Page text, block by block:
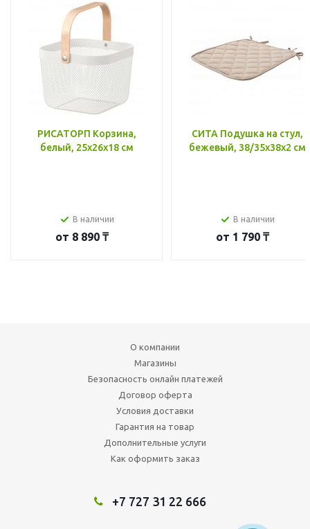
РИСАТОРП Корзина,
белый, 25x26x18 см
В наличии
от 8 890 ₸
СИТА Подушка на стул,
бежевый, 38/35x38x2 см
В наличии
от 1 790 ₸
О компании
Магазины
Безопасность онлайн платежей
Договор оферта
Условия доставки
Гарантия на товар
Дополнительные услуги
Как оформить заказ
+7 727 31 22 666